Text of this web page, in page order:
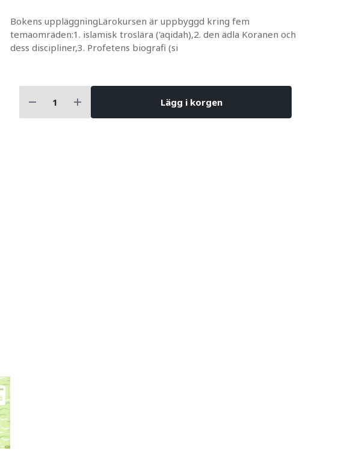
Bokens uppläggningLärokursen är uppbyggd kring fem
temaomräden:1. islamisk troslära ('aqidah),2. den ädla Koranen och
dess discipliner,3. Profetens biografi (si
Lägg i korgen